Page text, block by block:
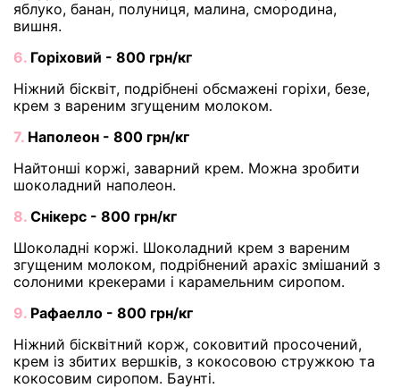
яблуко, банан, полуниця, малина, смородина,
вишня.
6. Горіховий - 800 грн/кг
Ніжний бісквіт, подрібнені обсмажені горіхи, безе,
крем з вареним згущеним молоком.
7. Наполеон - 800 грн/кг
Найтонші коржі, заварний крем. Можна зробити
шоколадний наполеон.
8. Снікерс - 800 грн/кг
Шоколадні коржі. Шоколадний крем з вареним
згущеним молоком, подрібнений арахіс змішаний з
солоними крекерами і карамельним сиропом.
9. Рафаелло - 800 грн/кг
Ніжний бісквітний корж, соковитий просочений,
крем із збитих вершків, з кокосовою стружкою та
кокосовим сиропом. Баунті.